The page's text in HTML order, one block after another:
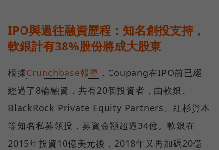
IPO與過往融資歷程：知名創投支持，
軟銀計有38%股份將成大股東
根據Crunchbase報導 ，Coupang在IPO前已經
經過了8輪融資，共有20個投資者，由軟銀、
BlackRock Private Equity Partners、紅杉資本
等知名私募領投，募資金額超過34億。軟銀在
2015年投資10億美元後，2018年又再加碼20億